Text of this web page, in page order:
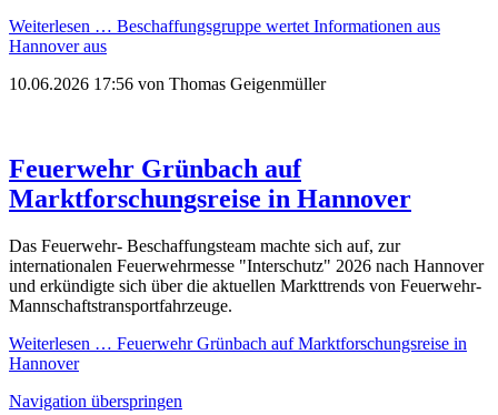
Weiterlesen … Beschaffungsgruppe wertet Informationen aus
Hannover aus
10.06.2026 17:56 von Thomas Geigenmüller
Feuerwehr Grünbach auf
Marktforschungsreise in Hannover
Das Feuerwehr- Beschaffungsteam machte sich auf, zur
internationalen Feuerwehrmesse "Interschutz" 2026 nach Hannover
und erkündigte sich über die aktuellen Markttrends von Feuerwehr-
Mannschaftstransportfahrzeuge.
Weiterlesen … Feuerwehr Grünbach auf Marktforschungsreise in
Hannover
Navigation überspringen